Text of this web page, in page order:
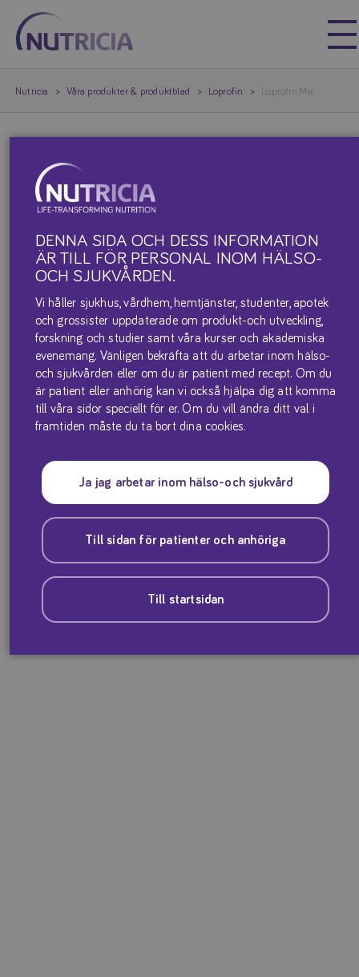
Nutricia
Nutricia
Nutricia Våra produkter & produktblad Loprofin Loprofin Mix
DENNA SIDA OCH DESS INFORMATION
ÄR TILL FÖR PERSONAL INOM HÄLSO-
OCH SJUKVÅRDEN.
Vi håller sjukhus, vårdhem, hemtjänster, studenter, apotek
och grossister uppdaterade om produkt-och utveckling,
forskning och studier samt våra kurser och akademiska
evenemang. Vänligen bekräfta att du arbetar inom hälso-
och sjukvården eller om du är patient med recept. Om du
är patient eller anhörig kan vi också hjälpa dig att komma
till våra sidor speciellt för er. Om du vill ändra ditt val i
framtiden måste du ta bort dina cookies.
Ja jag arbetar inom hälso-och sjukvård
Till sidan för patienter och anhöriga
Till startsidan
LOPROFIN MIX